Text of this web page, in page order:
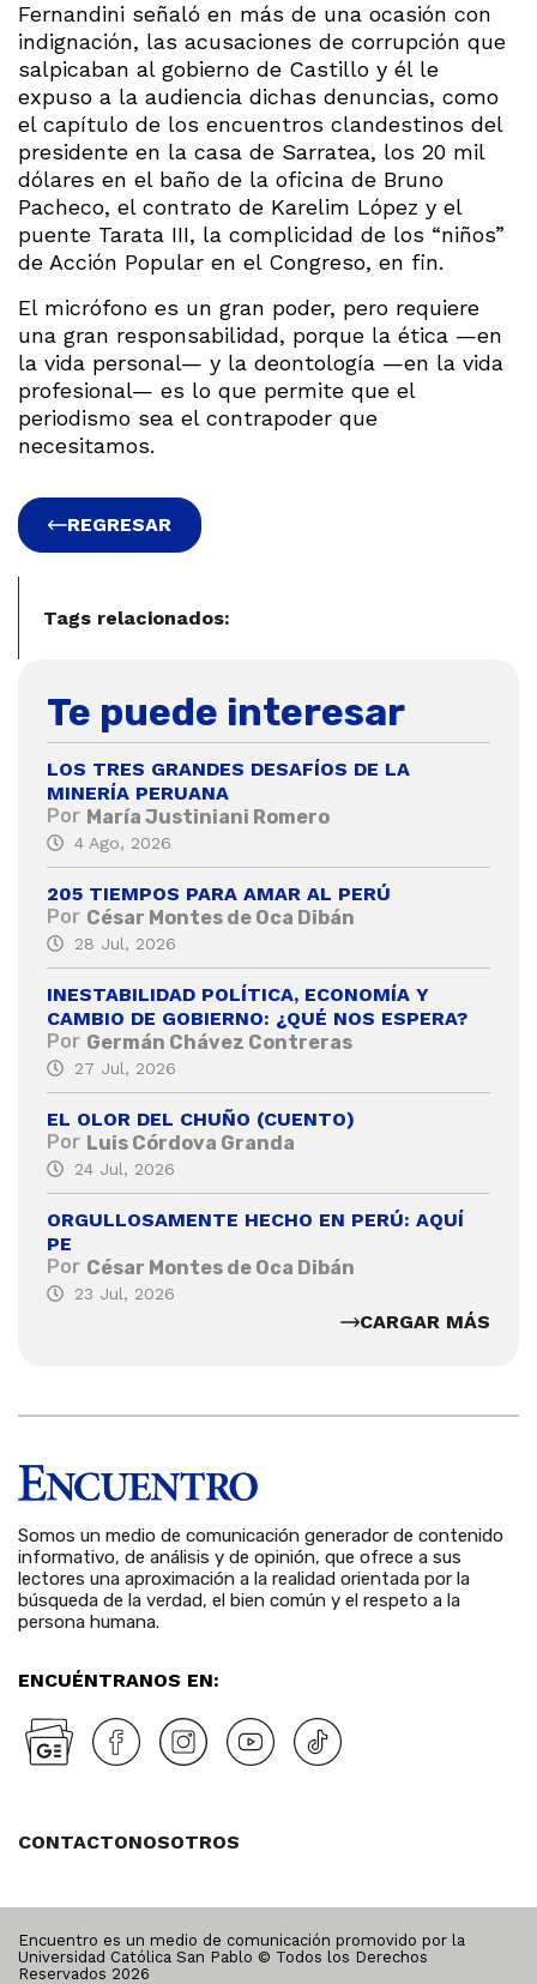
Fernandini señaló en más de una ocasión con
indignación, las acusaciones de corrupción que
salpicaban al gobierno de Castillo y él le
expuso a la audiencia dichas denuncias, como
el capítulo de los encuentros clandestinos del
presidente en la casa de Sarratea, los 20 mil
dólares en el baño de la oficina de Bruno
Pacheco, el contrato de Karelim López y el
puente Tarata III, la complicidad de los “niños”
de Acción Popular en el Congreso, en fin.
El micrófono es un gran poder, pero requiere
una gran responsabilidad, porque la ética —en
la vida personal— y la deontología —en la vida
profesional— es lo que permite que el
periodismo sea el contrapoder que
necesitamos.
REGRESAR
Tags relacionados:
Te puede interesar
LOS TRES GRANDES DESAFÍOS DE LA
MINERÍA PERUANA
Por María Justiniani Romero
4 Ago, 2026
205 TIEMPOS PARA AMAR AL PERÚ
Por César Montes de Oca Dibán
28 Jul, 2026
INESTABILIDAD POLÍTICA, ECONOMÍA Y
CAMBIO DE GOBIERNO: ¿QUÉ NOS ESPERA?
Por Germán Chávez Contreras
27 Jul, 2026
EL OLOR DEL CHUÑO (CUENTO)
Por Luis Córdova Granda
24 Jul, 2026
ORGULLOSAMENTE HECHO EN PERÚ: AQUÍ
PE
Por César Montes de Oca Dibán
23 Jul, 2026
CARGAR MÁS
Somos un medio de comunicación generador de contenido
informativo, de análisis y de opinión, que ofrece a sus
lectores una aproximación a la realidad orientada por la
búsqueda de la verdad, el bien común y el respeto a la
persona humana.
ENCUÉNTRANOS EN:
CONTACTONOSOTROS
Encuentro es un medio de comunicación promovido por la
Universidad Católica San Pablo © Todos los Derechos
Reservados 2026